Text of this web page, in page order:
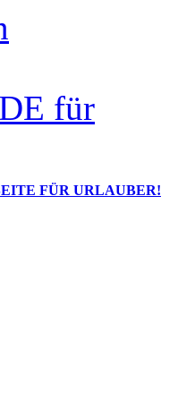
FÜR URLAUBER!